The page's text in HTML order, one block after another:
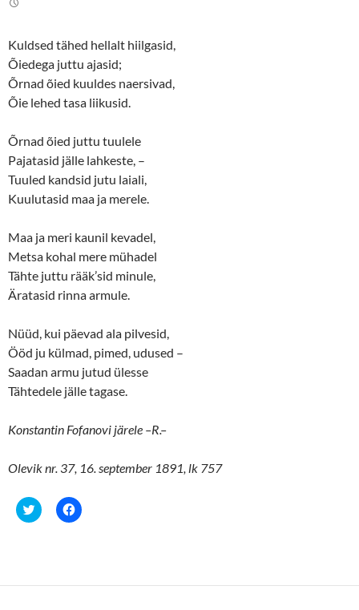
(
O
p
e
n
s
i
w
i
n
d
o
w
k
(
O
p
e
n
s
e
w
w
i
n
d
o
Kuldsed tähed hellalt hiilgasid,
Õiedega juttu ajasid;
Õrnad õied kuuldes naersivad,
Õie lehed tasa liikusid.
Õrnad õied juttu tuulele
Pajatasid jälle lahkeste, –
Tuuled kandsid jutu laiali,
Kuulutasid maa ja merele.
Maa ja meri kaunil kevadel,
Metsa kohal mere mühadel
Tähte juttu rääk’sid minule,
Äratasid rinna armule.
Nüüd, kui päevad ala pilvesid,
Ööd ju külmad, pimed, udused –
Saadan armu jutud ülesse
Tähtedele jälle tagase.
Konstantin Fofanovi järele –R.–
Olevik nr. 37, 16. september 1891, lk 757
C
l
h
C
l
h